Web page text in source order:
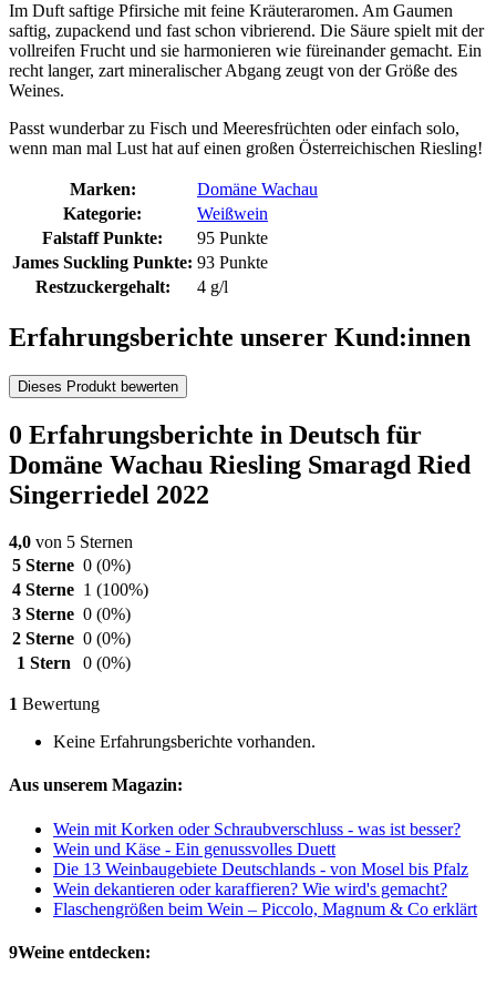
Im Duft saftige Pfirsiche mit feine Kräuteraromen. Am Gaumen
saftig, zupackend und fast schon vibrierend. Die Säure spielt mit der
vollreifen Frucht und sie harmonieren wie füreinander gemacht. Ein
recht langer, zart mineralischer Abgang zeugt von der Größe des
Weines.
Passt wunderbar zu Fisch und Meeresfrüchten oder einfach solo,
wenn man mal Lust hat auf einen großen Österreichischen Riesling!
Marken:
Domäne Wachau
Kategorie:
Weißwein
Falstaff Punkte:
95 Punkte
James Suckling Punkte: 93 Punkte
Restzuckergehalt:
4 g/l
Erfahrungsberichte unserer Kund:innen
Dieses Produkt bewerten
0 Erfahrungsberichte in Deutsch für
Domäne Wachau Riesling Smaragd Ried
Singerriedel 2022
4,0 von 5 Sternen
5 Sterne 0 (0%)
4 Sterne 1 (100%)
3 Sterne 0 (0%)
2 Sterne 0 (0%)
1 Stern
0 (0%)
1 Bewertung
Keine Erfahrungsberichte vorhanden.
Aus unserem Magazin:
Wein mit Korken oder Schraubverschluss - was ist besser?
Wein und Käse - Ein genussvolles Duett
Die 13 Weinbaugebiete Deutschlands - von Mosel bis Pfalz
Wein dekantieren oder karaffieren? Wie wird's gemacht?
Flaschengrößen beim Wein – Piccolo, Magnum & Co erklärt
9Weine entdecken: